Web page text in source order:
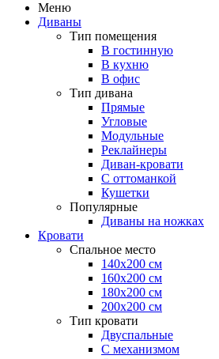
Меню
Диваны
Тип помещения
В гостинную
В кухню
В офис
Тип дивана
Прямые
Угловые
Модульные
Реклайнеры
Диван-кровати
С оттоманкой
Кушетки
Популярные
Диваны на ножках
Кровати
Спальное место
140х200 см
160х200 см
180х200 см
200х200 см
Тип кровати
Двуспальные
С механизмом